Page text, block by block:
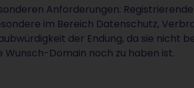
Anforderungen:
im Bereich Datenschutz,
der Endung, da sie nicht
Wunsch-Domain noch zu haben ist.